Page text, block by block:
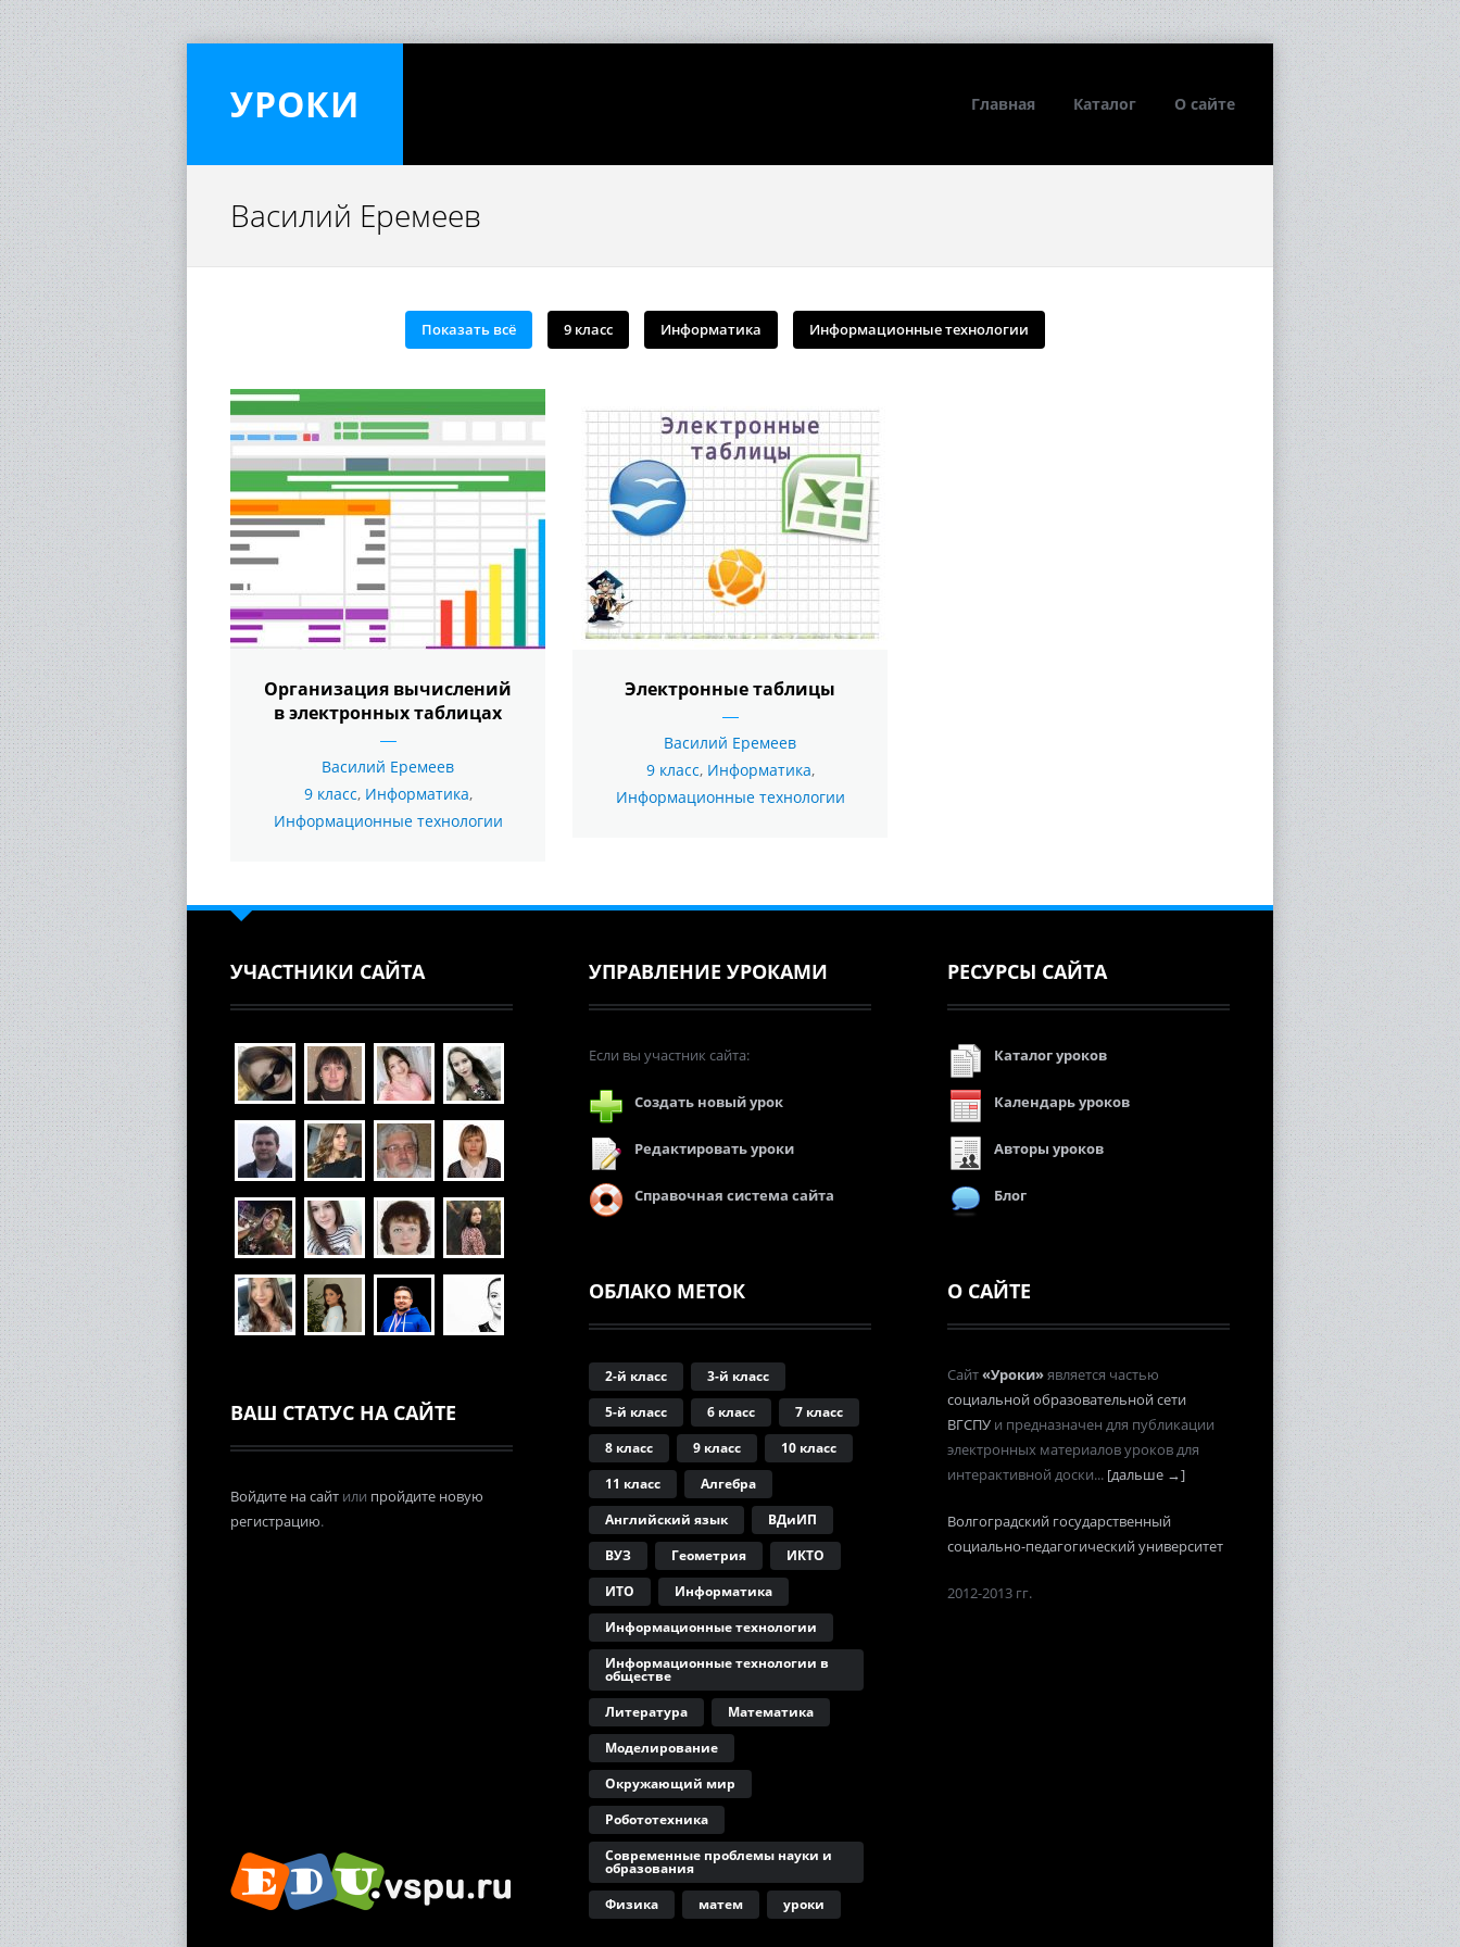
УРОКИ Главная Каталог О сайте
Василий Еремеев
Показать всё 9 класс Информатика Информационные технологии
Организация вычислений
в электронных таблицах
Василий Еремеев
9 класс, Информатика,
Информационные технологии
Электронные таблицы
Василий Еремеев
9 класс, Информатика,
Информационные технологии
УЧАСТНИКИ САЙТА
ВАШ СТАТУС НА САЙТЕ
Войдите на сайт или пройдите новую
регистрацию.
УПРАВЛЕНИЕ УРОКАМИ
Если вы участник сайта:
Создать новый урок
Редактировать уроки
Справочная система сайта
ОБЛАКО МЕТОК
2-й класс
3-й класс
5-й класс
6 класс
7 класс
8 класс
9 класс
10 класс
11 класс
Алгебра
Английский язык
ВДиИП
ВУЗ
Геометрия
ИКТО
ИТО
Информатика
Информационные технологии
Информационные технологии в
обществе
Литература
Математика
Моделирование
Окружающий мир
Робототехника
Современные проблемы науки и
образования
Физика
матем уроки
РЕСУРСЫ САЙТА
Каталог уроков
Календарь уроков
Авторы уроков
Блог
О САЙТЕ
Сайт«Уроки»является частью
социальной образовательной сети
ВГСПУ и предназначен для публикации
электронных материалов уроков для
интерактивной доски... [дальше →]
Волгоградский государственный
социально-педагогический университет
2012-2013 гг.